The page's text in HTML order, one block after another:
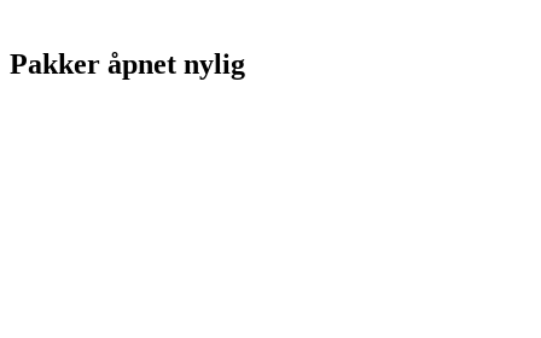
Pakker åpnet nylig